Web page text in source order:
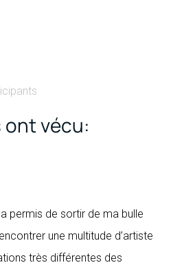
vécu:
permis de sortir de ma bulle
une multitude d’artiste
très différentes des